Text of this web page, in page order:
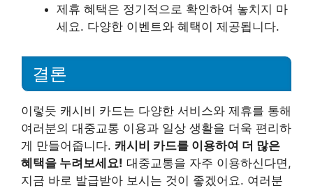
제휴 혜택은 정기적으로 확인하여 놓치지 마
세요. 다양한 이벤트와 혜택이 제공됩니다.
결론
이렇듯 캐시비 카드는 다양한 서비스와 제휴를 통해
여러분의 대중교통 이용과 일상 생활을 더욱 편리하
게 만들어줍니다. 캐시비 카드를 이용하여 더 많은
혜택을 누려보세요! 대중교통을 자주 이용하신다면,
지금 바로 발급받아 보시는 것이 좋겠어요. 여러분